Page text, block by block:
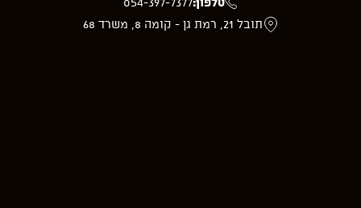
תובל 21, רמת גן - קומה 8, משרד 68